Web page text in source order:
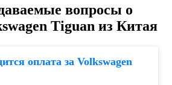
вопросы о
Tiguan из Китая
оплата за Volkswagen